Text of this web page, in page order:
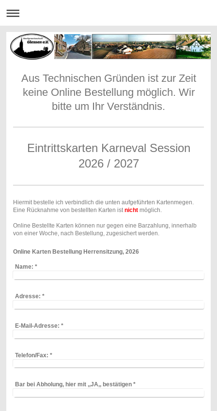
Aus Technischen Gründen ist zur Zeit
keine Online Bestellung möglich. Wir
bitte um Ihr Verständnis.
Eintrittskarten Karneval Session
2026 / 2027
Hiermit bestelle ich verbindlich die unten aufgeführten Kartenmegen.
Eine Rücknahme von bestellten Karten istnichtmöglich.
Online Bestellte Karten können nur gegen eine Barzahlung, innerhalb
von einer Woche, nach Bestellung, zugesichert werden.
Online Karten Bestellung Herrensitzung, 2026
Name: *
Adresse: *
E-Mail-Adresse: *
Telefon/Fax: *
Bar bei Abholung, hier mit ,,JA,, bestätigen*